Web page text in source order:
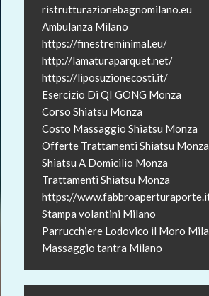
ristrutturazionebagnomilano.eu
Ambulanza Milano
https://finestreminimal.eu/
http://lamaturaparquet.net/
https://liposuzionecosti.it/
Esercizio Di QI GONG Monza
Corso Shiatsu Monza
Costo Massaggio Shiatsu Monza
Offerte Trattamenti Shiatsu Monza
Shiatsu A Domicilio Monza
Trattamenti Shiatsu Monza
https://
Stampa volantini Milano
Parrucchiere Lodovico il Moro
Massaggio tantra Milano